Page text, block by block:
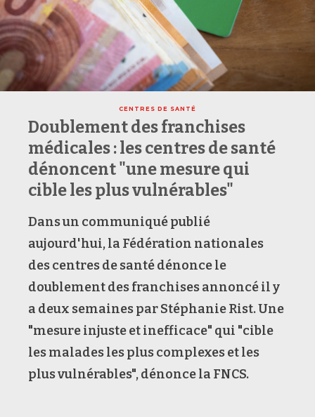
CENTRES DE SANTÉ
Doublement des franchises
médicales : les centres de santé
dénoncent "une mesure qui
cible les plus vulnérables"
Dans un communiqué publié
aujourd'hui, la Fédération nationales
des centres de santé dénonce le
doublement des franchises annoncé il y
a deux semaines par Stéphanie Rist. Une
"mesure injuste et inefficace" qui "cible
les malades les plus complexes et les
plus vulnérables", dénonce la FNCS.